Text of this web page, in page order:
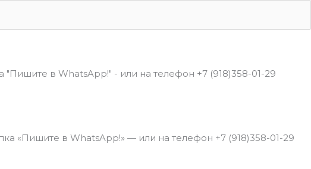
в WhatsApp!" - или на телефон +7 (918)358-01-29
«Пишите в WhatsApp!» — или на телефон +7 (918)358-01-29